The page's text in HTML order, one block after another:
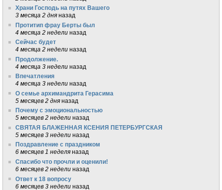
Храни Господь на путях Вашего
3 месяца 2 дня назад
Протитип фрау Берты был
4 месяца 2 недели назад
Сейчас будет
4 месяца 2 недели назад
Продолжение.
4 месяца 3 недели назад
Впечатления
4 месяца 3 недели назад
О семье архимандрита Герасима
5 месяцев 2 дня назад
Почему с эмоциональностью
5 месяцев 2 недели назад
СВЯТАЯ БЛАЖЕННАЯ КСЕНИЯ ПЕТЕРБУРГСКАЯ
5 месяцев 3 недели назад
Поздравление с праздником
6 месяцев 1 неделя назад
Спасибо что прочли и оценили!
6 месяцев 2 недели назад
Ответ к 18 вопросу
6 месяцев 3 недели назад